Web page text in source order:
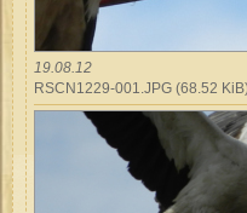
19.08.12
RSCN1229-001.JPG (68.52